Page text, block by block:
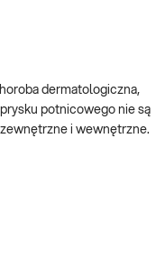
dermatologiczna,
potnicowego nie są
i wewnętrzne.